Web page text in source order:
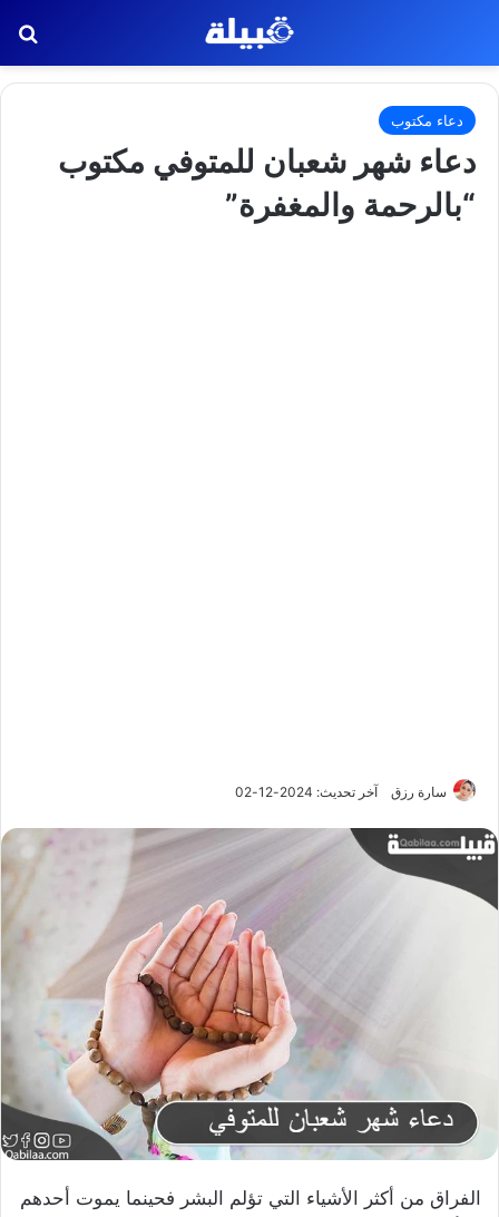
دعاء مكتوب
دعاء شهر شعبان للمتوفي مكتوب
“بالرحمة والمغفرة”
سارة رزق آخر تحديث: 2024-12-02
الفراق من أكثر الأشياء التي تؤلم البشر فحينما يموت أحدهم